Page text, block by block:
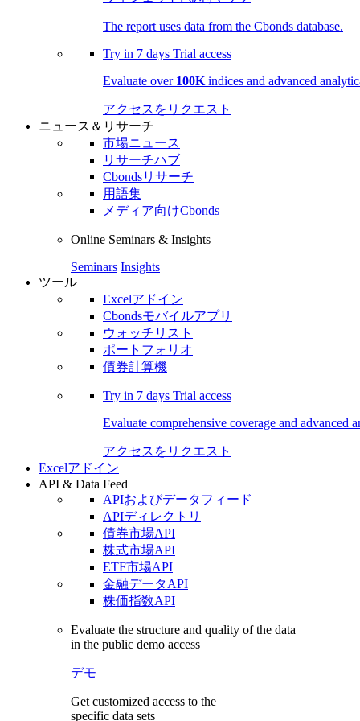
The report uses data from the Cbonds database.
Try in 7 days Trial access
Evaluate over 100K indices and advanced
アクセスをリクエスト
ニュース＆リサーチ
市場ニュース
リサーチハブ
Cbondsリサーチ
用語集
メディア向けCbonds
Online Seminars & Insights
Seminars Insights
ツール
Excelアドイン
Cbondsモバイルアプリ
ウォッチリスト
ポートフォリオ
債券計算機
Try in 7 days Trial access
Evaluate comprehensive coverage and advanced
アクセスをリクエスト
Excelアドイン
API & Data Feed
APIおよびデータフィード
APIディレクトリ
債券市場API
株式市場API
ETF市場API
金融データAPI
株価指数API
Evaluate the structure and quality of the data
in the public demo access
デモ
Get customized access to the
specific data sets